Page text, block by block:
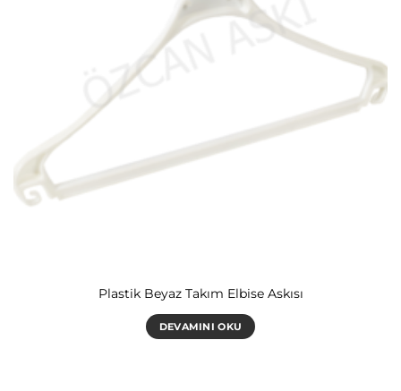
Plastik Beyaz Takım Elbise Askısı
DEVAMINI OKU